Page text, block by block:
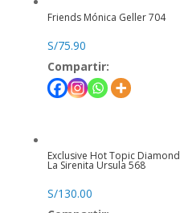
Friends Mónica Geller 704
S/75.90
Compartir:
Exclusive Hot Topic Diamond
La Sirenita Ursula 568
S/130.00